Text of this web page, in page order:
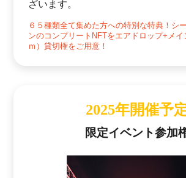
ざいます。
６５種類全て集めた方への特別な特典！シ
ンのコンプリートNFTをエアドロップ+メイ
ｍ）貸切権をご用意！
2025年開催予
限定イベント参加